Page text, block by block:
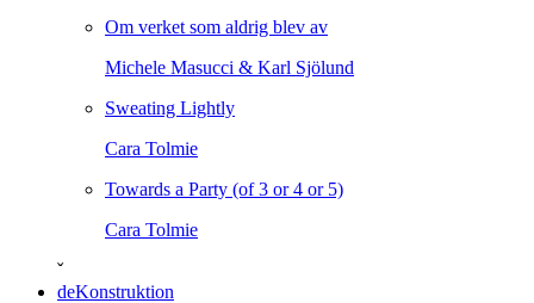
Om verket som aldrig blev av
Michele Masucci & Karl Sjölund
Sweating Lightly
Cara Tolmie
Towards a Party (of 3 or 4 or 5)
Cara Tolmie
ˇ
deKonstruktion